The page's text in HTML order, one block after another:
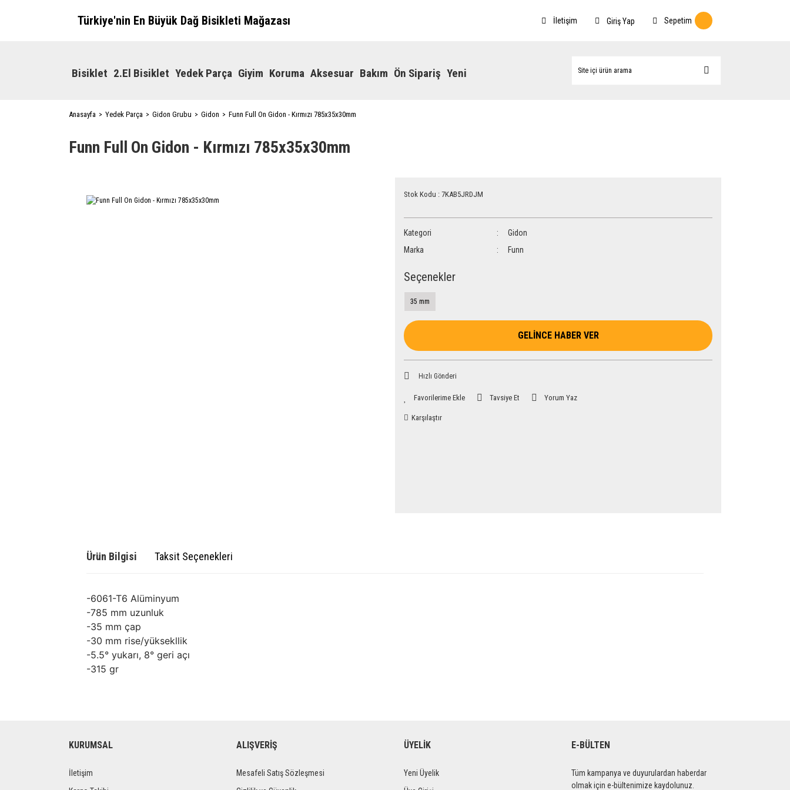
Türkiye'nin En Büyük Dağ Bisikleti Mağazası İletişim Giriş Yap Sepetim
Bisiklet 2.El Bisiklet Yedek Parça Giyim Koruma Aksesuar Bakım Ön Sipariş Yeni
Anasayfa Yedek Parça Gidon Grubu Gidon Funn Full On Gidon - Kırmızı 785x35x30mm
Funn Full On Gidon - Kırmızı 785x35x30mm
Stok Kodu : 7KAB5JRDJM
Kategori
Gidon
Marka
Funn
Seçenekler
35 mm
GELİNCE HABER VER
Hızlı Gönderi
Tavsiye Et Yorum Yaz
Karşılaştır
Ürün Bilgisi Taksit Seçenekleri
-6061-T6 Alüminyum
-785 mm uzunluk
-35 mm çap
-30 mm rise/yüksekllik
-5.5° yukarı, 8° geri açı
-315 gr
KURUMSAL
İletişim
ALIŞVERİŞ
Mesafeli Satış Sözleşmesi
ÜYELİK
Yeni Üyelik
E-BÜLTEN
Tüm kampanya ve duyurulardan haberdar
olmak için e-bültenimize kaydolunuz.